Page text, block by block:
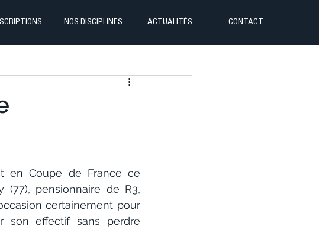
NOS DISCIPLINES ACTUALITÉS CONTACT
en Coupe de France ce
pensionnaire de R3,
certainement pour
son effectif sans perdre